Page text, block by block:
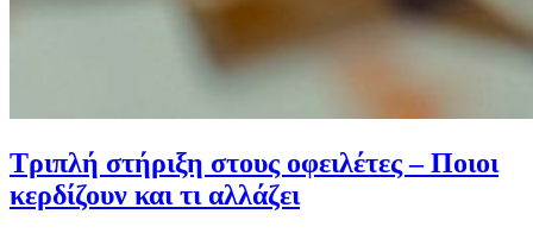
Τριπλή στήριξη στους οφειλέτες – Ποιοι
κερδίζουν και τι αλλάζει